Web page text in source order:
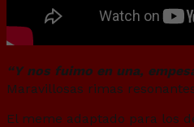
“Y nos fuimo en una,
Maravillosas rimas
El meme adaptado para los